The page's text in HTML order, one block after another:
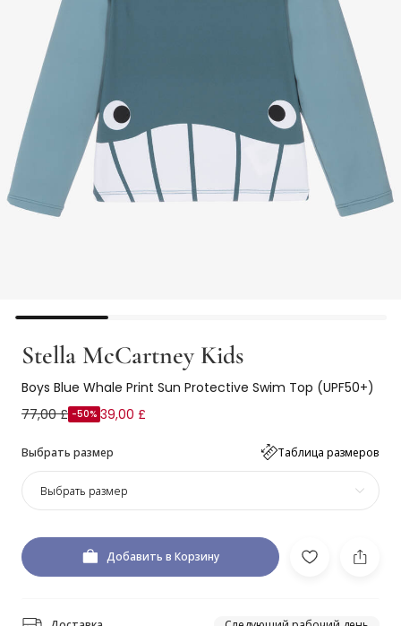
Stella McCartney Kids
Boys Blue Whale Print Sun Protective Swim Top (UPF50+)
77,00 £ -50% 39,00 £
Выбрать размер Таблица размеров
Выбрать размер
Добавить в Корзину